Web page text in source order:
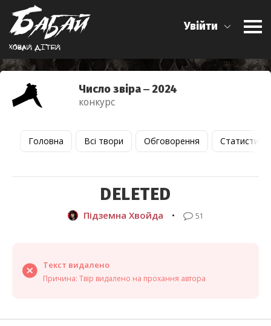
Ховай дiтей
Увійти
Число звіра ‒ 2024
конкурс
Головна Всі твори Обговорення Статистика
DELETED
Підземна Хвойда • 51
Текст видалено
Причина: Твір видалено на прохання автора